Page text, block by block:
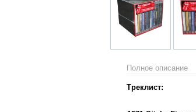
Полное описание
Треклист: